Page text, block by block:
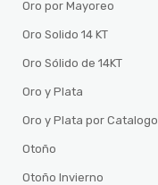
Oro por Mayoreo
Oro Solido 14 KT
Oro Sólido de 14KT
Oro y Plata
Oro y Plata por Catalogo
Otoño
Otoño Invierno